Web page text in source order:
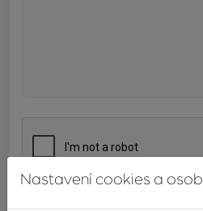
Nastavení cookies a